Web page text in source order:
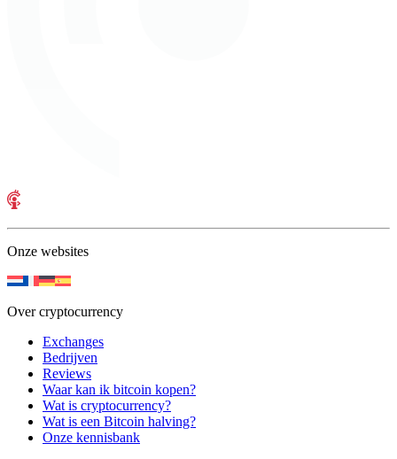
Onze websites
Over cryptocurrency
Exchanges
Bedrijven
Reviews
Waar kan ik bitcoin kopen?
Wat is cryptocurrency?
Wat is een Bitcoin halving?
Onze kennisbank